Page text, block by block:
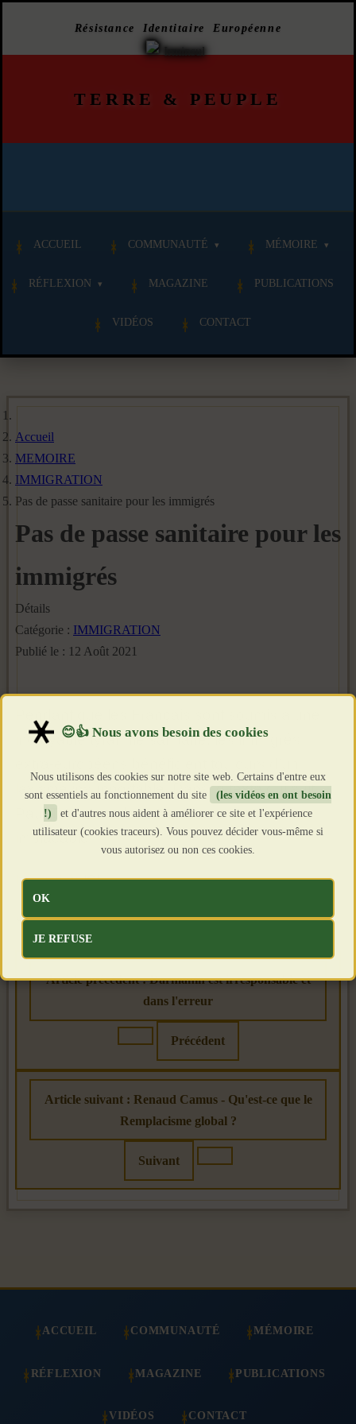
Résistance Identitaire Européenne
TERRE & PEUPLE
ACCUEIL COMMUNAUTÉ MÉMOIRE
RÉFLEXION MAGAZINE PUBLICATIONS
VIDÉOS CONTACT
Accueil
MEMOIRE
IMMIGRATION
Pas de passe sanitaire pour les immigrés
Pas de passe sanitaire pour les
immigrés
Détails
Catégorie : IMMIGRATION
Publié le : 12 Août 2021
incroyable tyrannie sanitaire, les immigrés
laxisme insupportable. Dans le texte qui suit,
Paul Tormenen le démontre de manière
implacable.
Lire la suiteICI
Source : site Polemia
Article précédent : Darmanin est irresponsable et
dans l'erreur
Précédent
Article suivant : Renaud Camus - Qu'est-ce que le
Remplacisme global ?
Suivant
ACCUEIL COMMUNAUTÉ MÉMOIRE
RÉFLEXION MAGAZINE PUBLICATIONS
VIDÉOS CONTACT
Nous utilisons des cookies sur notre site web. Certains d'entre eux
sont essentiels au fonctionnement du site
(les vidéos en ont besoin
!)
et d'autres nous aident à améliorer ce site et l'expérience
utilisateur (cookies traceurs). Vous pouvez décider vous-même si
vous autorisez ou non ces cookies.
OK
JE REFUSE